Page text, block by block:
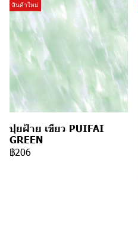
สินค้าใหม่
ปุยฝ้าย เขียว PUIFAI
GREEN
฿206